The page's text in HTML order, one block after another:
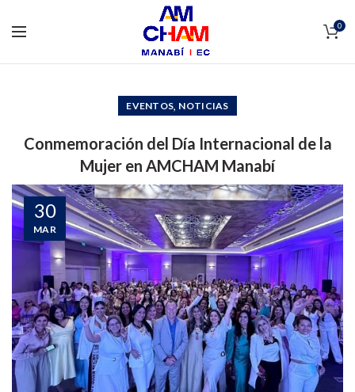
0
EVENTOS, NOTICIAS
Conmemoración del Día Internacional de la
Mujer en AMCHAM Manabí
30
MAR